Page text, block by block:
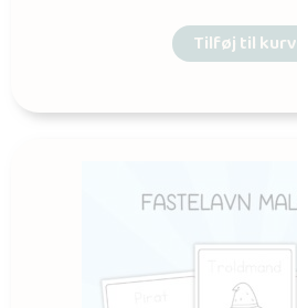
Tilføj til kurv